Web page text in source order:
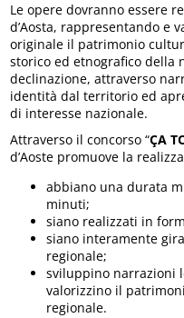
Le opere dovranno essere
d’Aosta, rappresentando e
originale il patrimonio
storico ed etnografico della
declinazione, attraverso
identità dal territorio ed
di interesse nazionale.
Attraverso il concorso “ÇA
d’Aoste promuove la
abbiano una durata
minuti;
siano realizzati in
siano interamente
regionale;
sviluppino narrazioni
valorizzino il
regionale.